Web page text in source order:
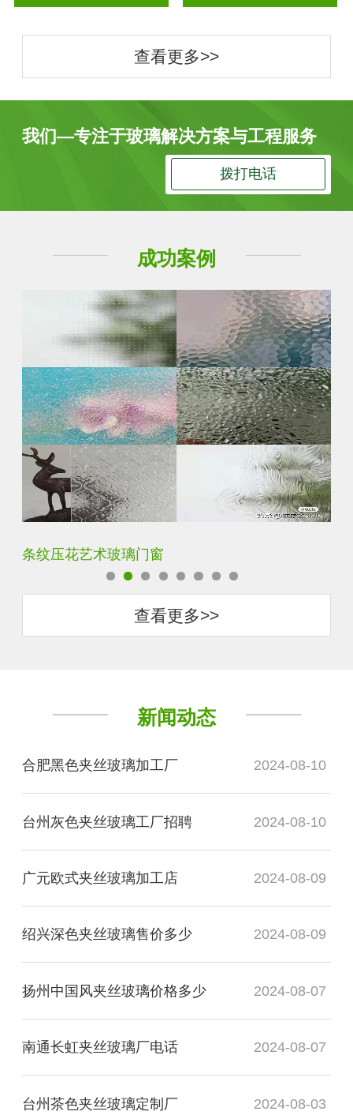
查看更多>>
我们—专注于玻璃解决方案与工程服务
拨打电话
成功案例
钢化超白长虹小灯芯压花钢化玻璃
查看更多>>
新闻动态
合肥黑色夹丝玻璃加工厂 2024-08-10
台州灰色夹丝玻璃工厂招聘 2024-08-10
广元欧式夹丝玻璃加工店 2024-08-09
绍兴深色夹丝玻璃售价多少 2024-08-09
扬州中国风夹丝玻璃价格多少 2024-08-07
南通长虹夹丝玻璃厂电话 2024-08-07
台州茶色夹丝玻璃定制厂 2024-08-03